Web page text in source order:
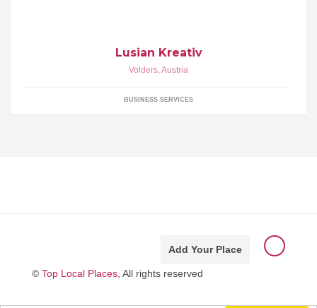
Lusian Kreativ
Volders,Austria
BUSINESS SERVICES
Add Your Place
© Top Local Places , All rights reserved